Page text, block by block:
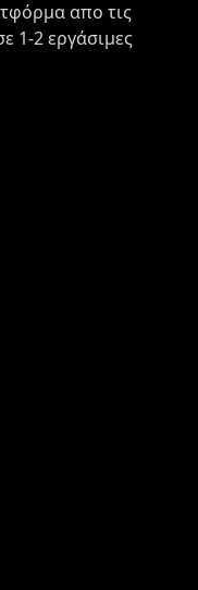
απο τις
1-2 εργάσιμες